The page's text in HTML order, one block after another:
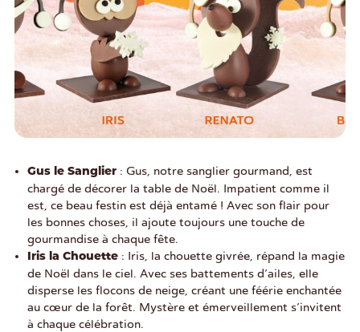
Gus le Sanglier: Gus, notre sanglier gourmand, est
chargé de décorer la table de Noël. Impatient comme il
est, ce beau festin est déjà entamé ! Avec son flair pour
les bonnes choses, il ajoute toujours une touche de
gourmandise à chaque fête.
Iris la Chouette: Iris, la chouette givrée, répand la magie
de Noël dans le ciel. Avec ses battements d’ailes, elle
disperse les flocons de neige, créant une féérie enchantée
au cœur de la forêt. Mystère et émerveillement s’invitent
à chaque célébration.